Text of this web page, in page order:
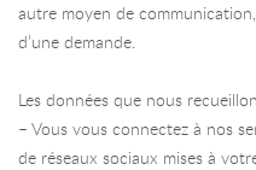
autre moyen de
d’une demande.
Les données que nous
– Vous vous connectez à nos
de réseaux sociaux mises à